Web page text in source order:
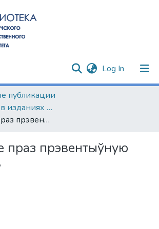
Log In (current)
публикации
Публикации в изданиях Республики Беларусь
Выхаванне праз прэвентыўную дзейнасць
праз прэвентыўную